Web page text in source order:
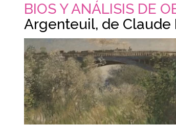
BIOS Y ANÁLISIS DE
Argenteuil, de Claude